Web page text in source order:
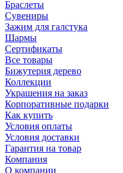
Браслеты
Сувениры
Зажим для галстука
Шармы
Сертификаты
Все товары
Бижутерия дерево
Коллекции
Украшения на заказ
Корпоративные подарки
Как купить
Условия оплаты
Условия доставки
Гарантия на товар
Компания
О компании